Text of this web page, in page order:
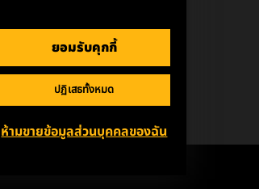
ยอมรับคุกกี้
ปฏิเสธทั้งหมด
ห้ามขายข้อมูลส่วนบุคคลของฉัน